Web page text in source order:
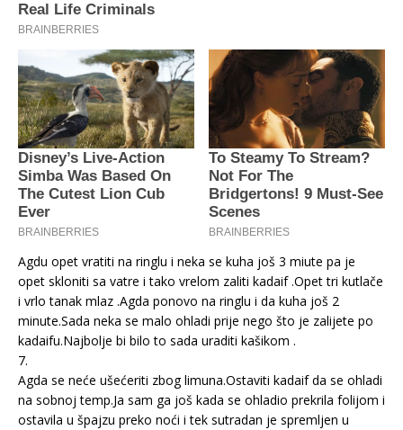
Agdu opet vratiti na ringlu i neka se kuha još 3 miute pa je
opet skloniti sa vatre i tako vrelom zaliti kadaif .Opet tri kutlače
i vrlo tanak mlaz .Agda ponovo na ringlu i da kuha još 2
minute.Sada neka se malo ohladi prije nego što je zalijete po
kadaifu.Najbolje bi bilo to sada uraditi kašikom .
7.
Agda se neće ušećeriti zbog limuna.Ostaviti kadaif da se ohladi
na sobnoj temp.Ja sam ga još kada se ohladio prekrila folijom i
ostavila u špajzu preko noći i tek sutradan je spremljen u